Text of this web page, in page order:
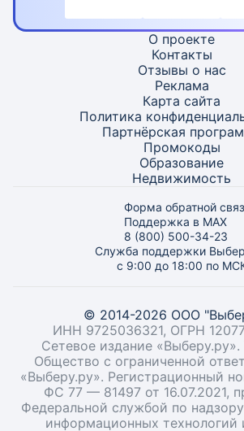
О проекте
Контакты
Отзывы о нас
Реклама
Карта сайта
Политика
Партнёрская
Промокоды
Образование
Недвижимость
Форма обратной
Поддержка в MAX
8 (800) 500-34-23
Служба поддержки
с 9:00 до 18:00 по
© 2014-2026 ООО
ИНН 9725036321, ОГРН
Сетевое издание «Выберу.ру».
Общество с ограниченной
«Выберу.ру». Регистрационный
ФС 77 — 81497 от 16.07.2021,
Федеральной службой по
информационных технологий